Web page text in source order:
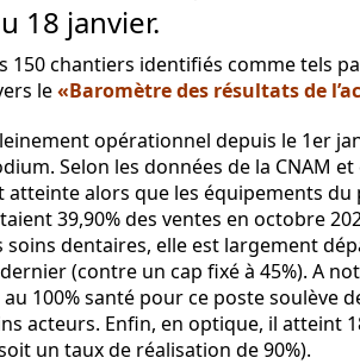
18 janvier.
150 chantiers identifiés comme tels
le«Baromètre des résultats de
opérationnel depuis le 1er
Selon les données de la CNAM et
atteinte alors que les équipements du
39,90% des ventes en octobre
soins dentaires, elle est largement
(contre un cap fixé à 45%). A
100% santé pour ce poste soulève
acteurs. Enfin, en optique, il atteint
un taux de réalisation de 90%).